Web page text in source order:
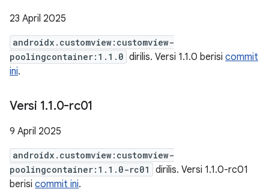
23 April 2025
androidx.customview:customview-
poolingcontainer:1.1.0 dirilis. Versi 1.1.0 berisi commit
ini.
Versi 1.1.0-rc01
9 April 2025
androidx.customview:customview-
poolingcontainer:1.1.0-rc01
dirilis. Versi 1.1.0-rc01
berisi commit ini.